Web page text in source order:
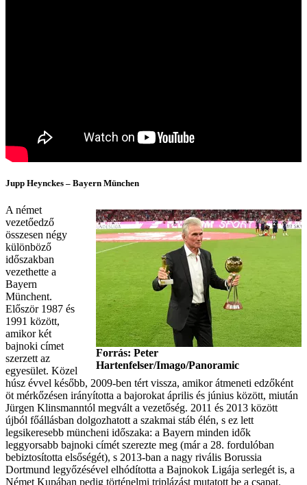
Jupp Heynckes – Bayern München
Forrás: Peter
Hartenfelser/Imago/Panoramic
A német
vezetőedző
összesen négy
különböző
időszakban
vezethette a
Bayern
Münchent.
Először 1987 és
1991 között,
amikor két
bajnoki címet
szerzett az
egyesület. Közel
húsz évvel később, 2009-ben tért vissza, amikor átmeneti edzőként
öt mérkőzésen irányította a bajorokat április és június között, miután
Jürgen Klinsmanntól megvált a vezetőség. 2011 és 2013 között
újból főállásban dolgozhatott a szakmai stáb élén, s ez lett
legsikeresebb müncheni időszaka: a Bayern minden idők
leggyorsabb bajnoki címét szerezte meg (már a 28. fordulóban
bebiztosította elsőségét), s 2013-ban a nagy rivális Borussia
Dortmund legyőzésével elhódította a Bajnokok Ligája serlegét is, a
Német Kupában pedig történelmi triplázást mutatott be a csapat.